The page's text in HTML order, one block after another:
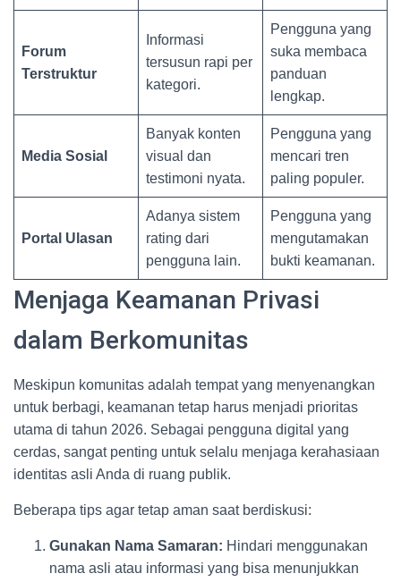
Forum
Terstruktur
Informasi
tersusun rapi per
kategori.
Pengguna yang
suka membaca
panduan
lengkap.
Media Sosial
Banyak konten
visual dan
testimoni nyata.
Pengguna yang
mencari tren
paling populer.
Portal Ulasan
Adanya sistem
rating dari
pengguna lain.
Pengguna yang
mengutamakan
bukti keamanan.
Menjaga Keamanan Privasi
dalam Berkomunitas
Meskipun komunitas adalah tempat yang menyenangkan
untuk berbagi, keamanan tetap harus menjadi prioritas
utama di tahun 2026. Sebagai pengguna digital yang
cerdas, sangat penting untuk selalu menjaga kerahasiaan
identitas asli Anda di ruang publik.
Beberapa tips agar tetap aman saat berdiskusi:
Gunakan Nama Samaran: Hindari menggunakan
nama asli atau informasi yang bisa menunjukkan